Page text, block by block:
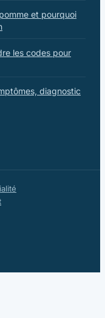
et pourquoi
les codes pour
diagnostic